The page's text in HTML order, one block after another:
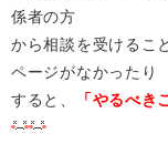
係者の方
から相談を受けるこ
ページがなかったり
すると、
「やるべき